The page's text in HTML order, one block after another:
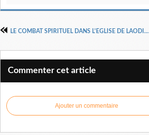
LE COMBAT SPIRITUEL DANS L'EGLISE DE LAODICEE, Docteur Pasteur Henri KPODAHI
Commenter cet article
Ajouter un commentaire